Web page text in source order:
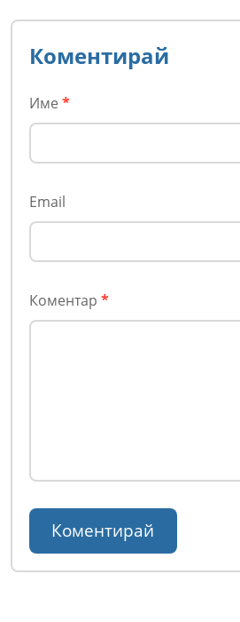
Коментирай
Име *
Email
Коментар *